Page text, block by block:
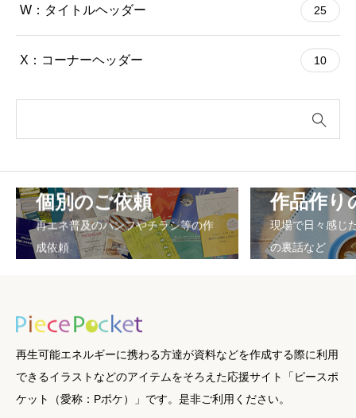
W：タイトルヘッダー 25
X：コーナーヘッダー 10
個別のご依頼
再エネ普及のパンフやチラシ等の作
成依頼
作品作り
現場で日々感じ
の裏話など
再生可能エネルギーに携わる方達が資料などを作成する際に利用
できるイラストなどのアイテムをそろえた応援サイト「ピースポ
ケット（愛称：Pポケ）」です。是非ご利用ください。